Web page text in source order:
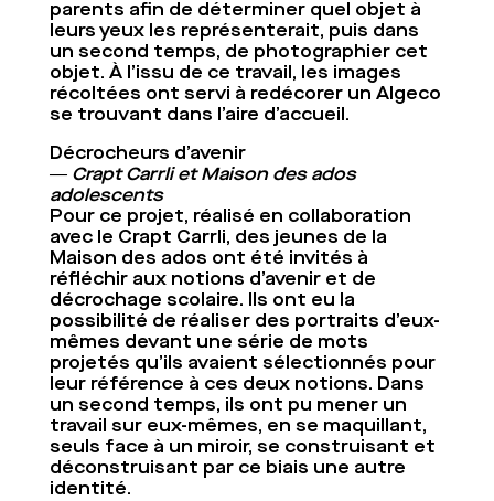
parents afin de déterminer quel objet à
leurs yeux les représenterait, puis dans
un second temps, de photographier cet
objet. À l’issu de ce travail, les images
récoltées ont servi à redécorer un Algeco
se trouvant dans l’aire d’accueil.
Décrocheurs d’avenir
― Crapt Carrli et Maison des ados
adolescents
Pour ce projet, réalisé en collaboration
avec le Crapt Carrli, des jeunes de la
Maison des ados ont été invités à
réfléchir aux notions d’avenir et de
décrochage scolaire. Ils ont eu la
possibilité de réaliser des portraits d’eux-
mêmes devant une série de mots
projetés qu’ils avaient sélectionnés pour
leur référence à ces deux notions. Dans
un second temps, ils ont pu mener un
travail sur eux-mêmes, en se maquillant,
seuls face à un miroir, se construisant et
déconstruisant par ce biais une autre
identité.